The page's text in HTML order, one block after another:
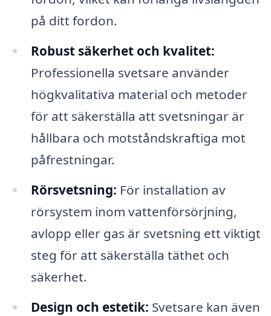
på ditt fordon.
Robust säkerhet och kvalitet:
Professionella svetsare använder
högkvalitativa material och metoder
för att säkerställa att svetsningar är
hållbara och motståndskraftiga mot
påfrestningar.
Rörsvetsning: För installation av
rörsystem inom vattenförsörjning,
avlopp eller gas är svetsning ett viktigt
steg för att säkerställa täthet och
säkerhet.
Design och estetik: Svetsare kan även